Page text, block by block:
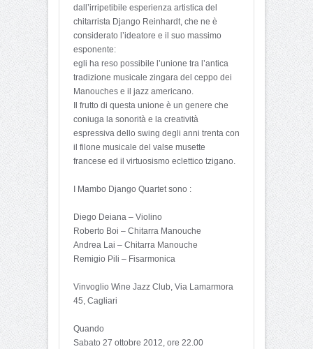
dall’irripetibile esperienza artistica del
chitarrista Django Reinhardt, che ne è
considerato l’ideatore e il suo massimo
esponente:
egli ha reso possibile l’unione tra l’antica
tradizione musicale zingara del ceppo dei
Manouches e il jazz americano.
Il frutto di questa unione è un genere che
coniuga la sonorità e la creatività
espressiva dello swing degli anni trenta con
il filone musicale del valse musette
francese ed il virtuosismo eclettico tzigano.
I Mambo Django Quartet sono :
Diego Deiana – Violino
Roberto Boi – Chitarra Manouche
Andrea Lai – Chitarra Manouche
Remigio Pili – Fisarmonica
Vinvoglio Wine Jazz Club, Via Lamarmora
45, Cagliari
Quando
Sabato 27 ottobre 2012, ore 22.00